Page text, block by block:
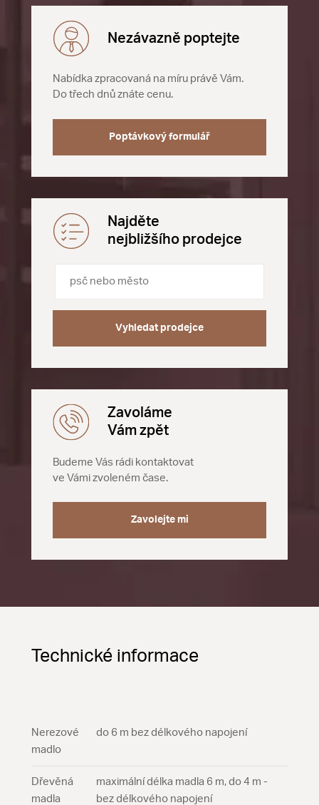
Nezávazně poptejte
Nabídka zpracovaná na míru právě Vám.
Do třech dnů znáte cenu.
Poptávkový formulář
Najděte
nejbližšího prodejce
Vyhledat prodejce
Zavoláme
Vám zpět
Budeme Vás rádi kontaktovat
ve Vámi zvoleném čase.
Zavolejte mi
Technické informace
Nerezové
madlo
do 6 m bez délkového napojení
Dřevěná
madla
maximální délka madla 6 m, do 4 m -
bez délkového napojení